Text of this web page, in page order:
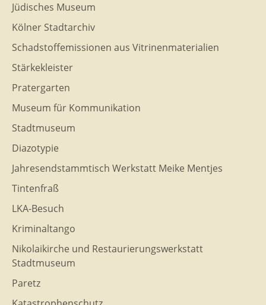
Jüdisches Museum
Kölner Stadtarchiv
Schadstoffemissionen aus Vitrinenmaterialien
Stärkekleister
Pratergarten
Museum für Kommunikation
Stadtmuseum
Diazotypie
Jahresendstammtisch Werkstatt Meike Mentjes
Tintenfraß
LKA-Besuch
Kriminaltango
Nikolaikirche und Restaurierungswerkstatt
Stadtmuseum
Paretz